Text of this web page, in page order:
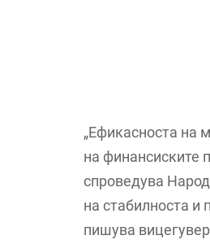
„Ефикасноста на
на финансиските
спроведува
на стабилноста и
пишува